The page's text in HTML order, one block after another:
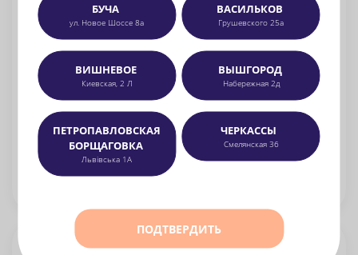
Море Филадельфий NEW
1329 грн
БУЧА
ул. Новое Шоссе 8а
ВАСИЛЬКОВ
Грушевского 25а
ВИШНЕВОЕ
Киевская, 2 Л
ВЫШГОРОД
Набережная 2д
ПЕТРОПАВЛОВСКАЯ
БОРЩАГОВКА
Львівська 1А
ЧЕРКАССЫ
Смелянская 36
ПОДТВЕРДИТЬ